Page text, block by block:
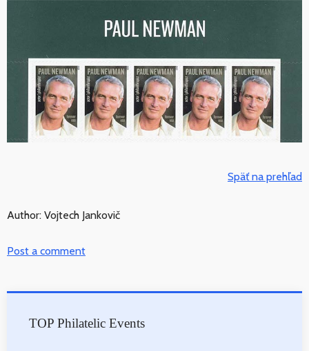
Späť na prehľad
Author: Vojtech Jankovič
Post a comment
TOP Philatelic Events